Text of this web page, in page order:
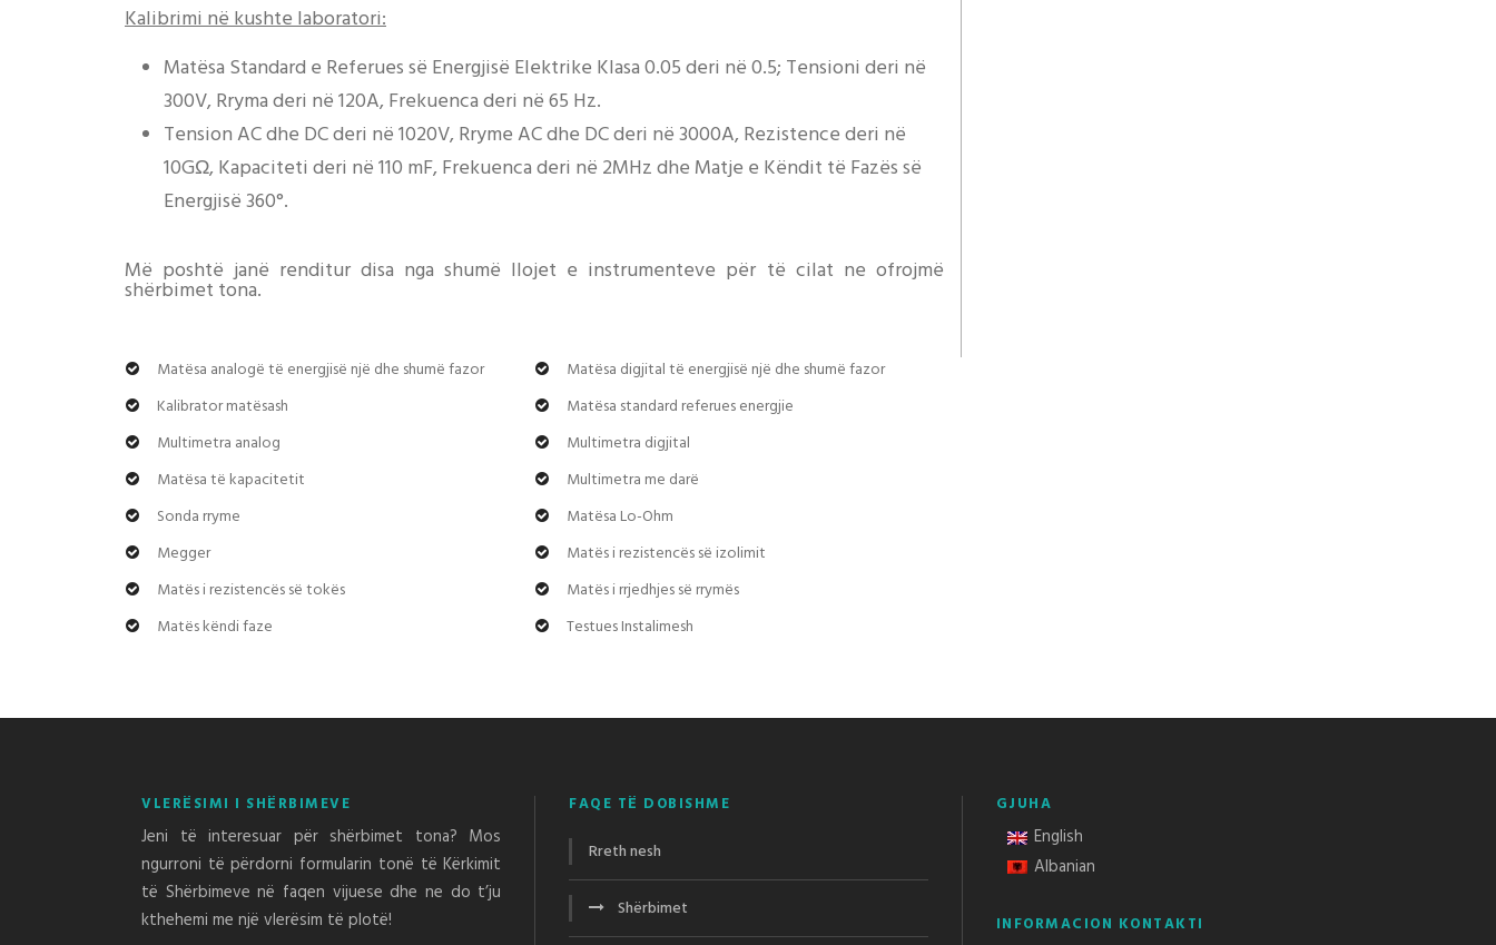
Kalibrimi në kushte laboratori:
Matësa Standard e Referues së Energjisë Elektrike Klasa 0.05 deri në 0.5; Tensioni deri në
300V, Rryma deri në 120A, Frekuenca deri në 65 Hz.
Tension AC dhe DC deri në 1020V, Rryme AC dhe DC deri në 3000A, Rezistence deri në
10GΩ, Kapaciteti deri në 110 mF, Frekuenca deri në 2MHz dhe Matje e Këndit të Fazës së
Energjisë 360°.
Më poshtë janë renditur disa nga shumë llojet e instrumenteve për të cilat ne ofrojmë
shërbimet tona.
Matësa analogë të energjisë një dhe shumë fazor
Matësa digjital të energjisë një dhe shumë fazor
Kalibrator matësash
Matësa standard referues energjie
Multimetra analog
Multimetra digjital
Matësa të kapacitetit
Multimetra me darë
Sonda rryme
Matësa Lo-Ohm
Megger
Matës i rezistencës së izolimit
Matës i rezistencës së tokës
Matës i rrjedhjes së rrymës
Matës këndi faze
Testues Instalimesh
VLERËSIMI I SHËRBIMEVE
Jeni të interesuar për shërbimet tona? Mos
ngurroni të përdorni formularin tonë të Kërkimit
të Shërbimeve në faqen vijuese dhe ne do t’ju
kthehemi me një vlerësim të plotë!
FAQE TË DOBISHME
Rreth nesh
Shërbimet
GJUHA
English
Albanian
INFORMACION KONTAKTI